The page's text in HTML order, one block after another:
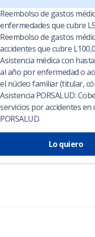
Reembolso de gastos
enfermedades que cubre
Reembolso de gastos
accidentes que cubre
Asistencia médica con
al año por enfermedad o
el núcleo familiar (titular,
Asistencia PORSALUD:
servicios por accidentes en
PORSALUD.
Lo quiero